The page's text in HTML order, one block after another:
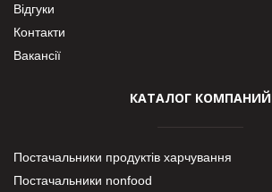
Відгуки
Контакти
Вакансії
КАТАЛОГ КОМПАНИЙ
Постачальники продуктів харчування
Постачальники nonfood